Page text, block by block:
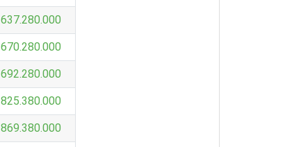
637.280.000
670.280.000
692.280.000
825.380.000
869.380.000